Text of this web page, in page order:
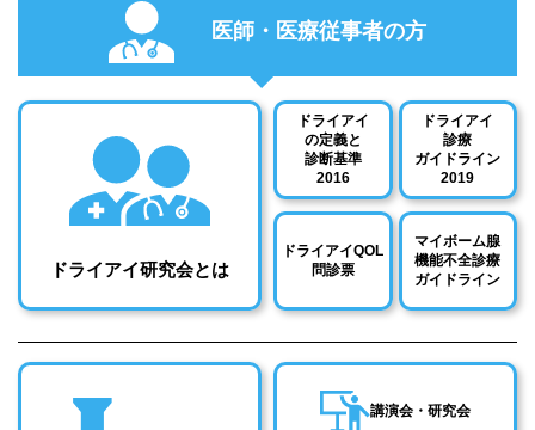
医師・医療従事者の方
ドライアイ研究会とは
ドライアイ
の定義と
診断基準
2016
ドライアイ
診療
ガイドライン
2019
ドライアイQOL
問診票
マイボーム腺
機能不全診療
ガイドライン
講演会・研究会